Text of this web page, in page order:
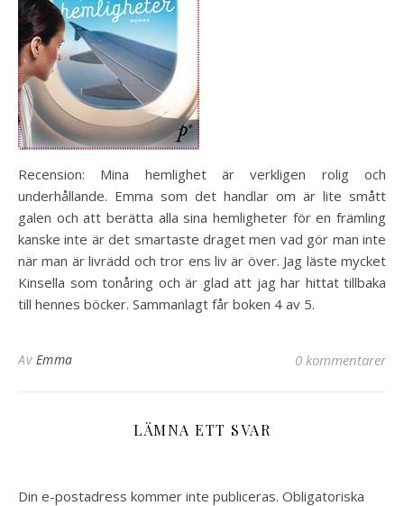
Recension: Mina hemlighet är verkligen rolig och
underhållande. Emma som det handlar om är lite smått
galen och att berätta alla sina hemligheter för en främling
kanske inte är det smartaste draget men vad gör man inte
när man är livrädd och tror ens liv är över. Jag läste mycket
Kinsella som tonåring och är glad att jag har hittat tillbaka
till hennes böcker. Sammanlagt får boken 4 av 5.
Av Emma 0 kommentarer
LÄMNA ETT SVAR
Din e-postadress kommer inte publiceras. Obligatoriska